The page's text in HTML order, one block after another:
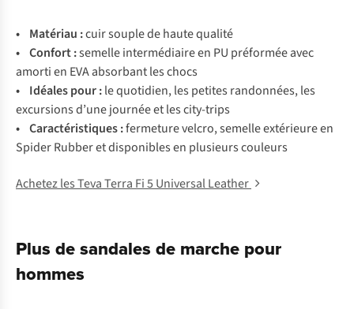
• Matériau :cuir souple de haute qualité
• Confort :semelle intermédiaire en PU préformée avec
amorti en EVA absorbant les chocs
• Idéales pour :le quotidien, les petites randonnées, les
excursions d’une journée et les city-trips
• Caractéristiques :fermeture velcro, semelle extérieure en
Spider Rubber et disponibles en plusieurs couleurs
Achetez les Teva Terra Fi 5 Universal Leather
Plus de sandales de marche pour
hommes